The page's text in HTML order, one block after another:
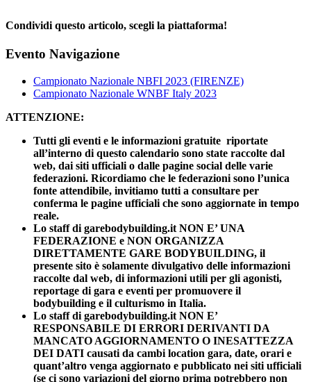
Condividi questo articolo, scegli la piattaforma!
Facebook
X
Reddit
LinkedIn
WhatsApp
Telegram
Tumblr
Pinterest
Email
Evento Navigazione
Campionato Nazionale NBFI 2023 (FIRENZE)
Campionato Nazionale WNBF Italy 2023
ATTENZIONE:
Tutti gli eventi e le informazioni gratuite riportate
all’interno di questo calendario sono state raccolte dal
web, dai siti ufficiali o dalle pagine social delle varie
federazioni. Ricordiamo che le federazioni sono l’unica
fonte attendibile, invitiamo tutti a consultare per
conferma le pagine ufficiali che sono aggiornate in tempo
reale.
Lo staff di garebodybuilding.it NON E’ UNA
FEDERAZIONE e NON ORGANIZZA
DIRETTAMENTE GARE BODYBUILDING, il
presente sito è solamente divulgativo delle informazioni
raccolte dal web, di informazioni utili per gli agonisti,
reportage di gara e eventi per promuovere il
bodybuilding e il culturismo in Italia.
Lo staff di garebodybuilding.it NON E’
RESPONSABILE DI ERRORI DERIVANTI DA
MANCATO AGGIORNAMENTO O INESATTEZZA
DEI DATI causati da cambi location gara, date, orari e
quant’altro venga aggiornato e pubblicato nei siti ufficiali
(se ci sono variazioni del giorno prima potrebbero non